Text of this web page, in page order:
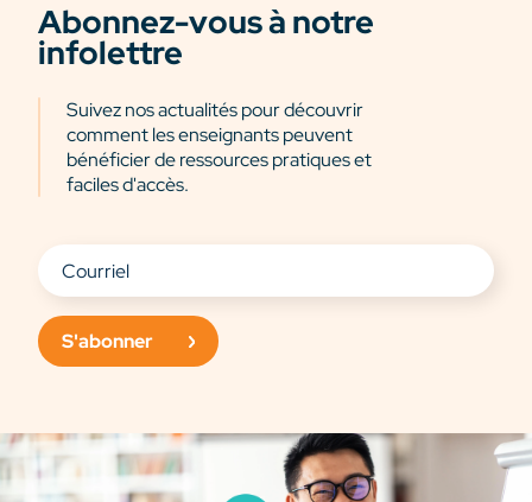
Abonnez-vous à notre
infolettre
Suivez nos actualités pour découvrir
comment les enseignants peuvent
bénéficier de ressources pratiques et
faciles d'accès.
S'abonner